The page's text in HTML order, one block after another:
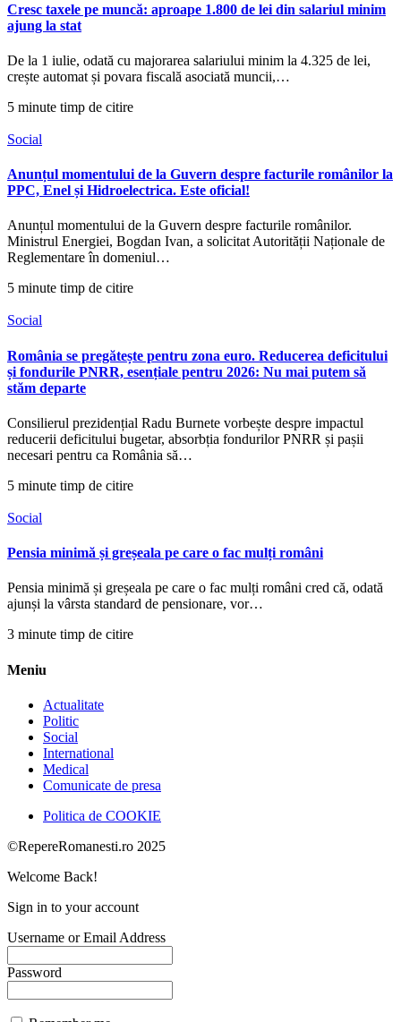
Cresc taxele pe muncă: aproape 1.800 de lei din salariul minim
ajung la stat
De la 1 iulie, odată cu majorarea salariului minim la 4.325 de lei,
crește automat și povara fiscală asociată muncii,…
5 minute timp de citire
Social
Anunțul momentului de la Guvern despre facturile românilor la
PPC, Enel și Hidroelectrica. Este oficial!
Anunțul momentului de la Guvern despre facturile românilor.
Ministrul Energiei, Bogdan Ivan, a solicitat Autorității Naționale de
Reglementare în domeniul…
5 minute timp de citire
Social
România se pregătește pentru zona euro. Reducerea deficitului
și fondurile PNRR, esențiale pentru 2026: Nu mai putem să
stăm departe
Consilierul prezidențial Radu Burnete vorbește despre impactul
reducerii deficitului bugetar, absorbția fondurilor PNRR și pașii
necesari pentru ca România să…
5 minute timp de citire
Social
Pensia minimă și greșeala pe care o fac mulți români
Pensia minimă și greșeala pe care o fac mulți români cred că, odată
ajunși la vârsta standard de pensionare, vor…
3 minute timp de citire
Meniu
Actualitate
Politic
Social
International
Medical
Comunicate de presa
Politica de COOKIE
©RepereRomanesti.ro 2025
Welcome Back!
Sign in to your account
Username or Email Address
Password